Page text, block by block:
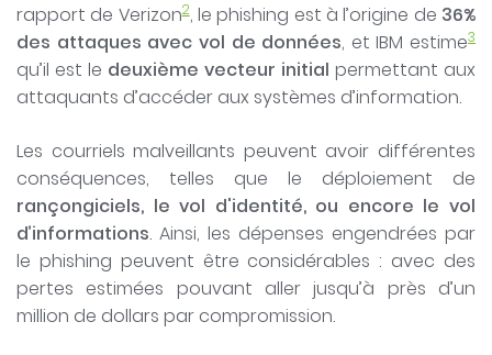
rapport de Verizon2, le phishing est à l’origine de 36%
des attaques avec vol de données, et IBM estime3
qu’il est le deuxième vecteur initial permettant aux
attaquants d’accéder aux systèmes d’information.
Les courriels malveillants peuvent avoir différentes
conséquences, telles que le déploiement de
rançongiciels, le vol d'identité, ou encore le vol
d’informations. Ainsi, les dépenses engendrées par
le phishing peuvent être considérables : avec des
pertes estimées pouvant aller jusqu’à près d’un
million de dollars par compromission.